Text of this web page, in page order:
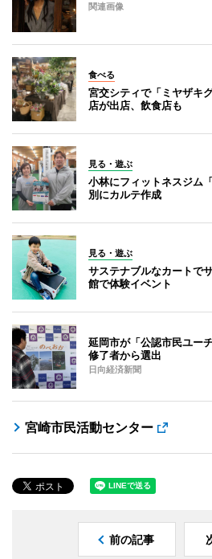
関連画像
食べる
宮交シティで「ミヤザキ
店が出店、飲食店も
見る・遊ぶ
小林にフィットネスジム
別にカルテ作成
見る・遊ぶ
サステナブルなカートで
館で体験イベント
延岡市が「公認市民ユー
修了者から選出
日向経済新聞
宮崎市民活動センター
前の記事